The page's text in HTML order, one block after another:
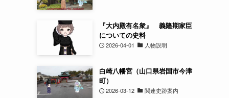
『大内殿有名衆』 義隆期家臣
についての史料
2026-04-01 人物説明
白崎八幡宮（山口県岩国市今津
町）
2026-03-12 関連史跡案内